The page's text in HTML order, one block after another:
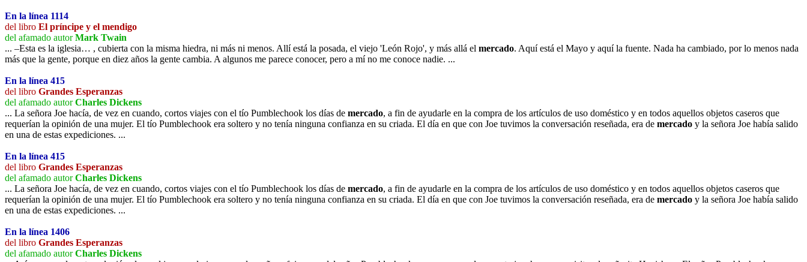
En la línea 1114
del libro El príncipe y el mendigo
del afamado autorMark Twain
... –Esta es la iglesia… , cubierta con la misma hiedra, ni más ni menos. Allí está la posada, el viejo 'León Rojo', y más allá el mercado. Aquí está el Mayo y aquí la fuente. Nada ha cambiado, por lo menos nada
más que la gente, porque en diez años la gente cambia. A algunos me parece conocer, pero a mí no me conoce nadie. ...
En la línea 415
del libro Grandes Esperanzas
del afamado autorCharles Dickens
... La señora Joe hacía, de vez en cuando, cortos viajes con el tío Pumblechook los días de mercado, a fin de ayudarle en la compra de los artículos de uso doméstico y en todos aquellos objetos caseros que
requerían la opinión de una mujer. El tío Pumblechook era soltero y no tenía ninguna confianza en su criada. El día en que con Joe tuvimos la conversación reseñada, era de mercado y la señora Joe había salido
en una de estas expediciones. ...
En la línea 415
del libro Grandes Esperanzas
del afamado autorCharles Dickens
... La señora Joe hacía, de vez en cuando, cortos viajes con el tío Pumblechook los días de mercado, a fin de ayudarle en la compra de los artículos de uso doméstico y en todos aquellos objetos caseros que
requerían la opinión de una mujer. El tío Pumblechook era soltero y no tenía ninguna confianza en su criada. El día en que con Joe tuvimos la conversación reseñada, era de mercado y la señora Joe había salido
en una de estas expediciones. ...
En la línea 1406
del libro Grandes Esperanzas
del afamado autorCharles Dickens